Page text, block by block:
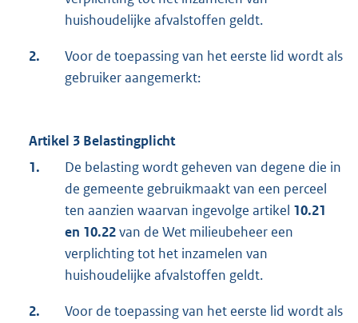
huishoudelijke afvalstoffen geldt.
2.
Voor de toepassing van het eerste lid wordt als
gebruiker aangemerkt:
Artikel 3 Belastingplicht
1.
De belasting wordt geheven van degene die in
de gemeente gebruikmaakt van een perceel
ten aanzien waarvan ingevolge artikel 10.21
en 10.22van de Wet milieubeheer een
verplichting tot het inzamelen van
huishoudelijke afvalstoffen geldt.
2.
Voor de toepassing van het eerste lid wordt als